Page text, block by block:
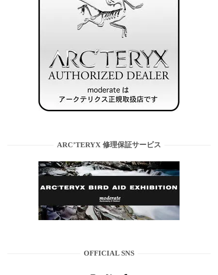
ARC’TERYX 修理保証サービス
OFFICIAL SNS